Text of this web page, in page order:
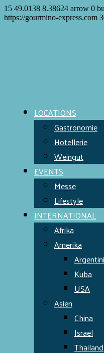
15 49.0138 8.38624 arrow 0
https://gourmino-express.com
LOCATIONS
Gastronomie
Hotellerie
Weingut
EVENTS
Messe
Lifestyle
INTERNATIONAL
Afrika
Amerika
Kuba
USA
Asien
China
Israel
Thailand